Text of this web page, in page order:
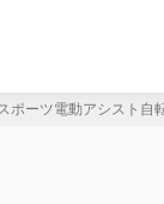
ポーツ電動アシスト自